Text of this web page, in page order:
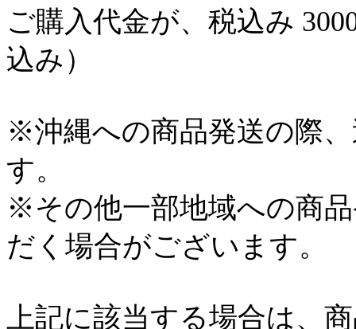
ご購入代金が、税込み
込み）
※沖縄への商品発送の際
す。
※その他一部地域への商
だく場合がございます。
上記に該当する場合は、